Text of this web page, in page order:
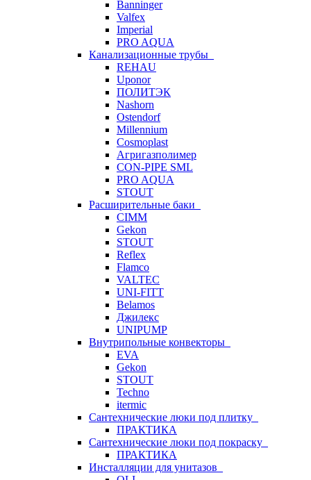
Banninger
Valfex
Imperial
PRO AQUA
Канализационные трубы
REHAU
Uponor
ПОЛИТЭК
Nashorn
Ostendorf
Millennium
Cosmoplast
Агригазполимер
CON-PIPE SML
PRO AQUA
STOUT
Расширительные баки
CIMM
Gekon
STOUT
Reflex
Flamco
VALTEC
UNI-FITT
Belamos
Джилекс
UNIPUMP
Внутрипольные конвекторы
EVA
Gekon
STOUT
Techno
itermic
Сантехнические люки под плитку
ПРАКТИКА
Сантехнические люки под покраску
ПРАКТИКА
Инсталляции для унитазов